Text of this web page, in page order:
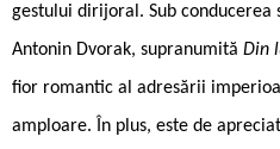
gestului dirijoral. Sub conducerea
Antonin Dvorak, supranumită Din
fior romantic al adresării
amploare. În plus, este de